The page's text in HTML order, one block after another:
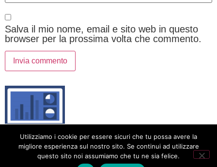
Salva il mio nome, email e sito web in questo
browser per la prossima volta che commento.
Animatic: Internet per tutti
Privacy Policy
Cookie Policy
Utilizziamo i cookie per essere sicuri che tu possa avere la
migliore esperienza sul nostro sito. Se continui ad utilizzare
questo sito noi assumiamo che tu ne sia felice.